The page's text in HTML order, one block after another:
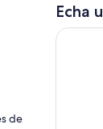
de
Echa